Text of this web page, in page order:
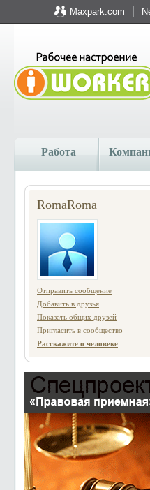
Maxpark.com
Работа
RomaRoma
Отправить сообщение
Добавить в друзья
Показать общих друзей
Пригласить в сообщество
Расскажите о человеке